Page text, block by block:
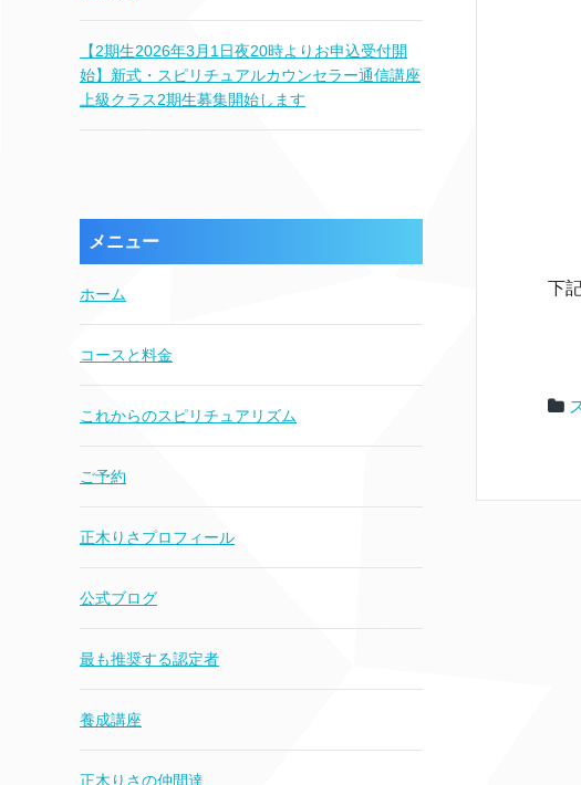
下
【2期生2026年3月1日夜20時よりお申込受付開
始】新式・スピリチュアルカウンセラー通信講座
上級クラス2期生募集開始します
メニュー
ホーム
コースと料金
これからのスピリチュアリズム
ご予約
正木りさプロフィール
公式ブログ
最も推奨する認定者
養成講座
正木りさの仲間達